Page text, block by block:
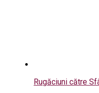
Rugăciuni către